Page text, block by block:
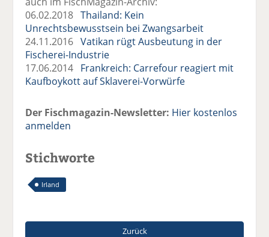
06.02.2018Thailand: Kein
Unrechtsbewusstsein bei Zwangsarbeit
24.11.2016Vatikan rügt Ausbeutung in der
Fischerei-Industrie
17.06.2014 Frankreich: Carrefour reagiert mit
Kaufboykott auf Sklaverei-Vorwürfe
Der Fischmagazin-Newsletter: Hier kostenlos
anmelden
Stichworte
Irland
Zurück